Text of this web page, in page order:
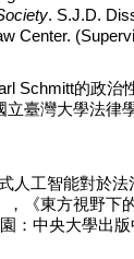
. S.J.D.
Center.
Schmitt的政治
臺灣大學法律
人工智能對於法
，《東方視野下
：中央大學出